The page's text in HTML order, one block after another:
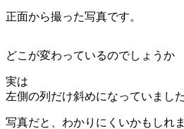
正面から撮った写真です。
どこが変わっているのでしょうか
実は
左側の列だけ斜めになっていました
写真だと、わかりにくいかもしれ